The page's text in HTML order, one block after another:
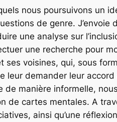
nous poursuivons un
de genre.
une analyse sur
une recherche pour
voisines, qui, sous
leur demander leur
manière informelle,
de cartes mentales. A
ainsi qu’une